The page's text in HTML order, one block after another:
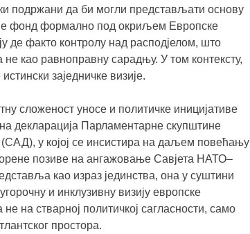
подржани да би могли представљати основу
фонд формално под окриљем Европске
де факто контролу над расподјелом, што
као равноправну сарадњу. У том контексту,
заједничке визије.
сложеност уносе и политичке иницијативе
декларација Парламентарне скупштине
(САД), у којој се инсистира на даљем повећању
позиве на ангажовање Савјета НАТО–
као израз јединства, она у суштини
и инклузивну визију европске
на стварној политичкој сагласности, само
простора.